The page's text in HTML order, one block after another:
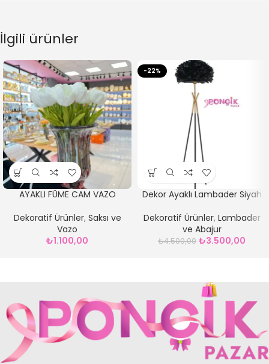
İlgili ürünler
AYAKLI FÜME CAM VAZO
Dekoratif Ürünler, Saksı ve
Vazo
₺1.100,00
-22%
Dekor Ayaklı Lambader Siyah
Dekoratif Ürünler, Lambader
ve Abajur
₺4.500,00 ₺3.500,00